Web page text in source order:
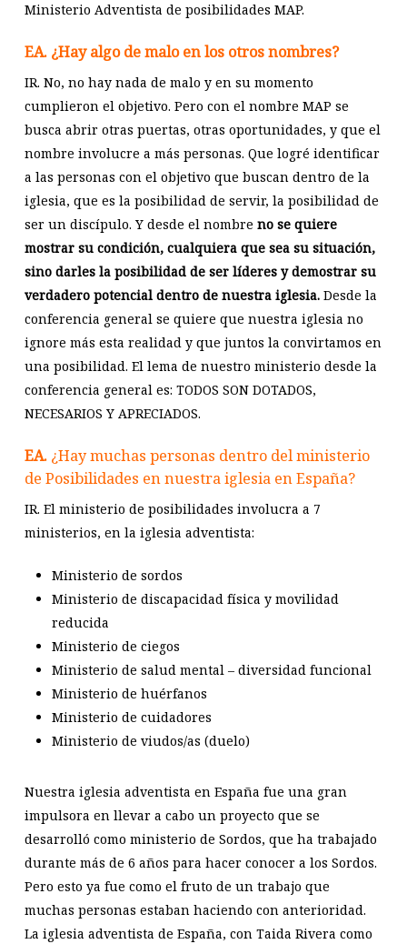
Ministerio Adventista de posibilidades MAP.
EA. ¿Hay algo de malo en los otros nombres?
IR. No, no hay nada de malo y en su momento
cumplieron el objetivo. Pero con el nombre MAP se
busca abrir otras puertas, otras oportunidades, y que el
nombre involucre a más personas. Que logré identificar
a las personas con el objetivo que buscan dentro de la
iglesia, que es la posibilidad de servir, la posibilidad de
ser un discípulo. Y desde el nombre no se quiere
mostrar su condición, cualquiera que sea su situación,
sino darles la posibilidad de ser líderes y demostrar su
verdadero potencial dentro de nuestra iglesia.Desde la
conferencia general se quiere que nuestra iglesia no
ignore más esta realidad y que juntos la convirtamos en
una posibilidad. El lema de nuestro ministerio desde la
conferencia general es: TODOS SON DOTADOS,
NECESARIOS Y APRECIADOS.
EA.¿Hay muchas personas dentro del ministerio
de Posibilidades en nuestra iglesia en España?
IR. El ministerio de posibilidades involucra a 7
ministerios, en la iglesia adventista:
Ministerio de sordos
Ministerio de discapacidad física y movilidad
reducida
Ministerio de ciegos
Ministerio de salud mental – diversidad funcional
Ministerio de huérfanos
Ministerio de cuidadores
Ministerio de viudos/as (duelo)
Nuestra iglesia adventista en España fue una gran
impulsora en llevar a cabo un proyecto que se
desarrolló como ministerio de Sordos, que ha trabajado
durante más de 6 años para hacer conocer a los Sordos.
Pero esto ya fue como el fruto de un trabajo que
muchas personas estaban haciendo con anterioridad.
La iglesia adventista de España, con Taida Rivera como